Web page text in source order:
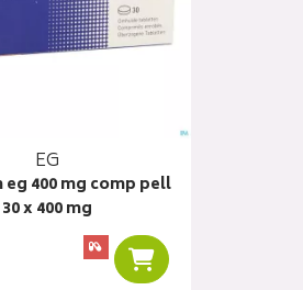
EG
400 mg comp pell
30 x 400 mg
Ajouter au panier